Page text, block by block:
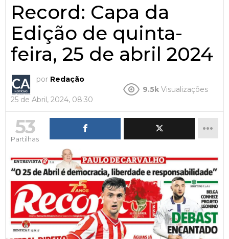
Record: Capa da
Edição de quinta-
feira, 25 de abril 2024
por Redação
25 de Abril, 2024, 08:30
9.5k Visualizações
53
Partilhas